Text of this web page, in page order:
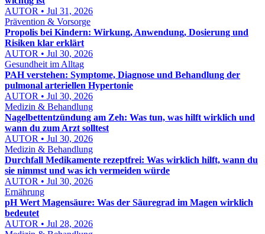
AUTOR • Jul 31, 2026
Prävention & Vorsorge
Propolis bei Kindern: Wirkung, Anwendung, Dosierung und
Risiken klar erklärt
AUTOR • Jul 30, 2026
Gesundheit im Alltag
PAH verstehen: Symptome, Diagnose und Behandlung der
pulmonal arteriellen Hypertonie
AUTOR • Jul 30, 2026
Medizin & Behandlung
Nagelbettentzündung am Zeh: Was tun, was hilft wirklich und
wann du zum Arzt solltest
AUTOR • Jul 30, 2026
Medizin & Behandlung
Durchfall Medikamente rezeptfrei: Was wirklich hilft, wann du
sie nimmst und was ich vermeiden würde
AUTOR • Jul 30, 2026
Ernährung
pH Wert Magensäure: Was der Säuregrad im Magen wirklich
bedeutet
AUTOR • Jul 28, 2026